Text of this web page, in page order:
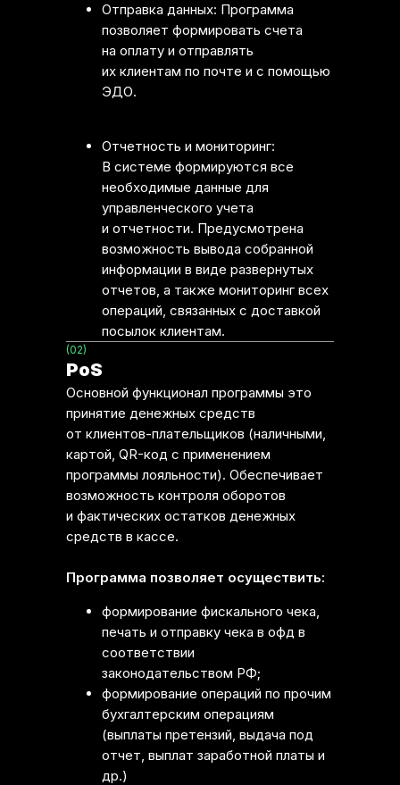
Отправка данных: Программа
позволяет формировать счета
на оплату и отправлять
их клиентам по почте и с помощью
ЭДО.
Отчетность и мониторинг:
В системе формируются все
необходимые данные для
управленческого учета
и отчетности. Предусмотрена
возможность вывода собранной
информации в виде развернутых
отчетов, а также мониторинг всех
операций, связанных с доставкой
посылок клиентам.
(02)
PoS
Основной функционал программы это
принятие денежных средств
от клиентов-плательщиков (наличными,
картой, QR-код с применением
программы лояльности). Обеспечивает
возможность контроля оборотов
и фактических остатков денежных
средств в кассе.
Программа позволяет осуществить:
формирование фискального чека,
печать и отправку чека в офд в
соответствии
законодательством РФ;
формирование операций по прочим
бухгалтерским операциям
(выплаты претензий, выдача под
отчет, выплат заработной платы и
др.)